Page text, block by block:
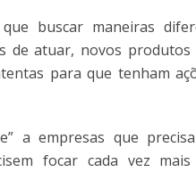
buscar maneiras
de atuar, novos produtos
para que tenham
a empresas que
focar cada vez